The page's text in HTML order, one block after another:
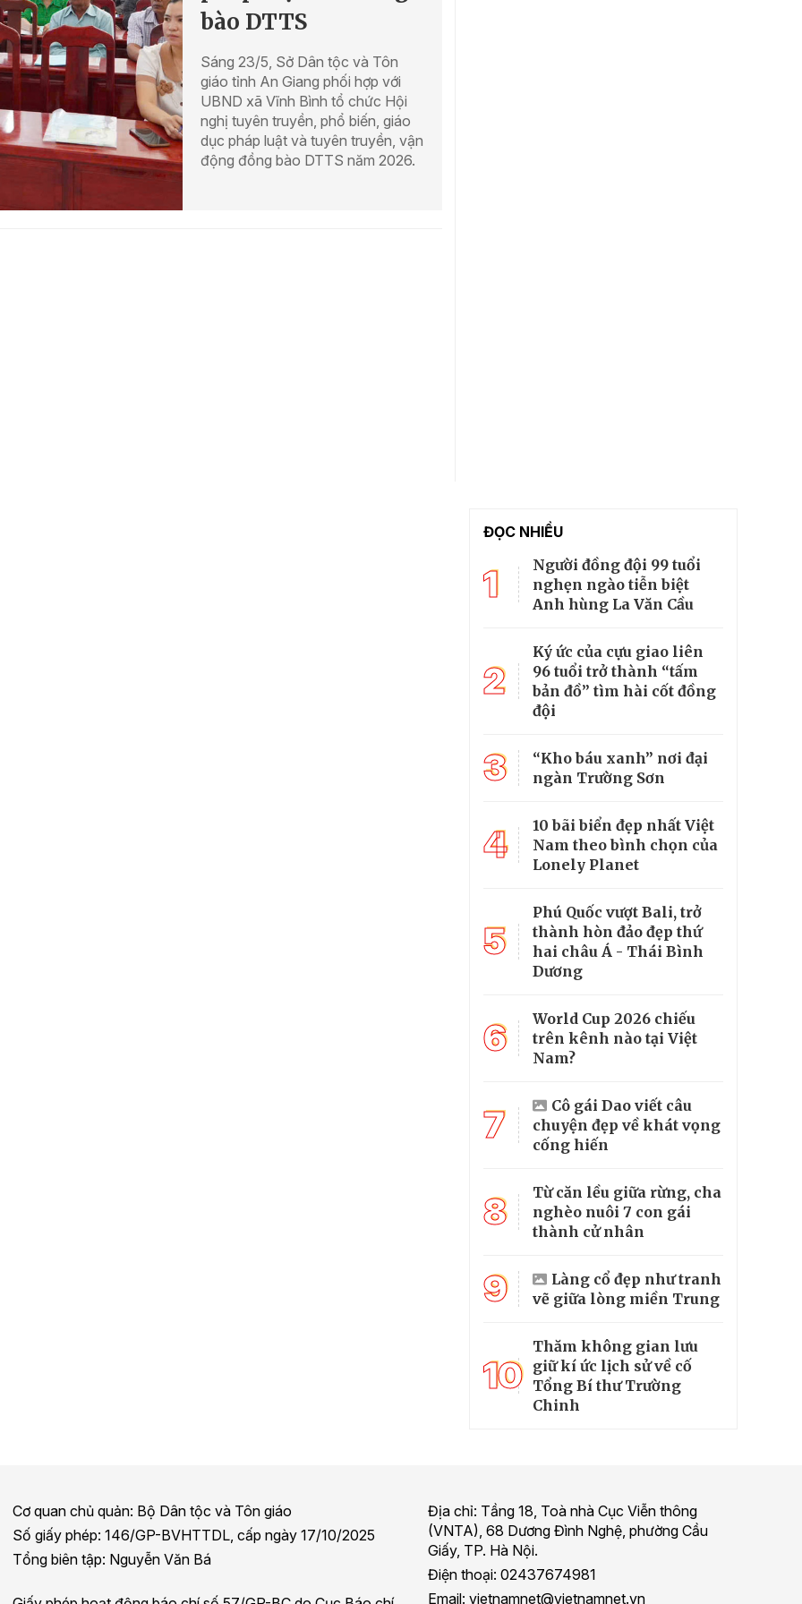
bào DTTS
Sáng 23/5, Sở Dân tộc và Tôn
giáo tỉnh An Giang phối hợp với
UBND xã Vĩnh Bình tổ chức Hội
nghị tuyên truyền, phổ biến, giáo
dục pháp luật và tuyên truyền, vận
động đồng bào DTTS năm 2026.
ĐỌC NHIỀU
1
Người đồng đội 99 tuổi
nghẹn ngào tiễn biệt
Anh hùng La Văn Cầu
2
Ký ức của cựu giao liên
96 tuổi trở thành “tấm
bản đồ” tìm hài cốt đồng
đội
3
“Kho báu xanh” nơi đại
ngàn Trường Sơn
4
10 bãi biển đẹp nhất Việt
Nam theo bình chọn của
Lonely Planet
5
Phú Quốc vượt Bali, trở
thành hòn đảo đẹp thứ
hai châu Á - Thái Bình
Dương
6
World Cup 2026 chiếu
trên kênh nào tại Việt
Nam?
7
Cô gái Dao viết câu
chuyện đẹp về khát vọng
cống hiến
8
Từ căn lều giữa rừng, cha
nghèo nuôi 7 con gái
thành cử nhân
9
Làng cổ đẹp như tranh
vẽ giữa lòng miền Trung
10
Thăm không gian lưu
giữ kí ức lịch sử về cố
Tổng Bí thư Trường
Chinh
Cơ quan chủ quản: Bộ Dân tộc và Tôn giáo
Số giấy phép: 146/GP-BVHTTDL, cấp ngày 17/10/2025
Tổng biên tập: Nguyễn Văn Bá
Địa chỉ: Tầng 18, Toà nhà Cục Viễn thông
(VNTA), 68 Dương Đình Nghệ, phường Cầu
Giấy, TP. Hà Nội.
Điện thoại: 02437674981
Email: vietnamnet@vietnamnet.vn